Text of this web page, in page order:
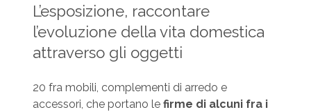
L’esposizione, raccontare
l’evoluzione della vita domestica
attraverso gli oggetti
20 fra mobili, complementi di arredo e
accessori, che portano le firme di alcuni fra i